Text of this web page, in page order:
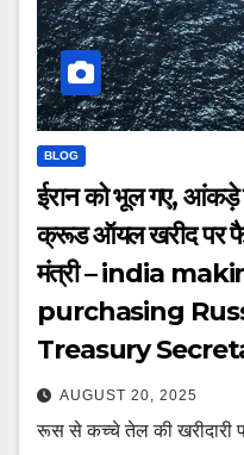
BLOG
ईरान को भूल गए,
क्रूड ऑयल खरीद पर
मंत्री – india
purchasing
Treasury
china crude oil
AUGUST 20, 2025
रूस से कच्चे तेल की खरीदारी